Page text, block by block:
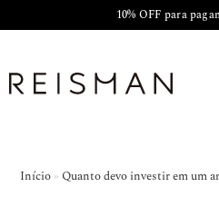
10% OFF para
Início » Quanto devo investir em um